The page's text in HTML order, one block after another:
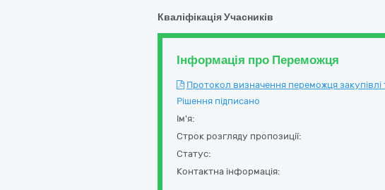
Кваліфікація Учасників
Інформація про Переможця
Протокол визначення переможця
Рішення підписано
Ім'я:
Строк розгляду пропозиції:
Статус:
Контактна інформація: